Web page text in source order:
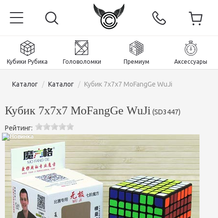
Кубики Рубика Головоломки Премиум Аксессуары
Каталог / Каталог / Кубик 7х7х7 MoFangGe WuJi
Кубик 7х7х7 MoFangGe WuJi (SD3447)
Рейтинг:
Главная
Магнитные и премиум
Кубики Рубика
Кубики 2x2x2
Кубики Рубика 3х3х3
Головоломки
Пираминксы (тетраэдры)
Аксессуары